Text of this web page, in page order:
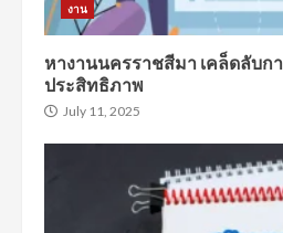
งาน
หางานนครราชสีมา เคล็ดลับก
ประสิทธิภาพ
July 11, 2025